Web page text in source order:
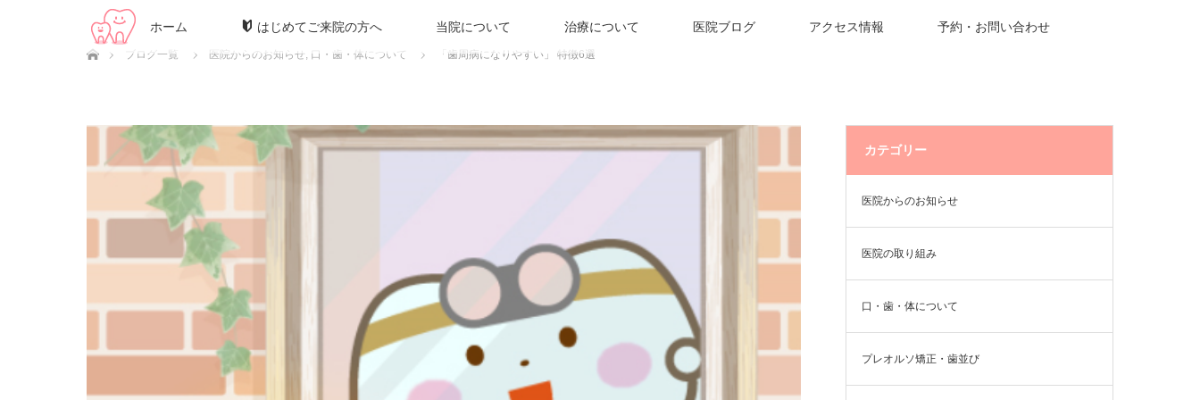
ホーム はじめてご来院の方へ 当院について 治療について 医院ブログ アクセス情報 予約・お問い合わせ
ホーム
ブログ一覧
医院からのお知らせ, 口・歯・体について 「歯周病になりやすい」 特徴6選
カテゴリー
医院からのお知らせ
医院の取り組み
口・歯・体について
プレオルソ矯正・歯並び